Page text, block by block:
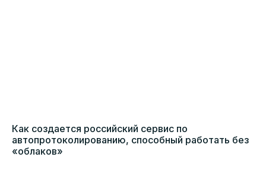
Как создается российский сервис по
автопротоколированию, способный работать без
«облаков»